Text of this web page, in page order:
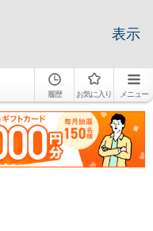
表示
履歴 お気に入り メニュー